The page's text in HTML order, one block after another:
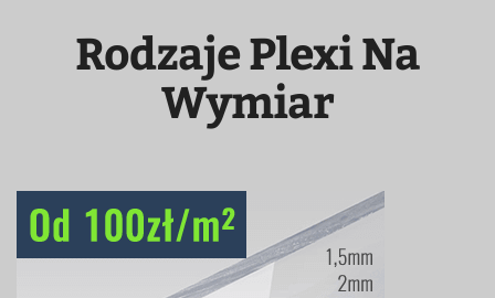
Rodzaje Plexi Na
Wymiar